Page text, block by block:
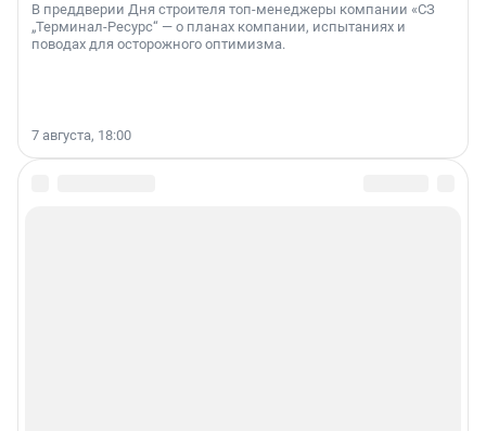
В преддверии Дня строителя топ-менеджеры компании «СЗ
„Терминал-Ресурс“ — о планах компании, испытаниях и
поводах для осторожного оптимизма.
7 августа, 18:00